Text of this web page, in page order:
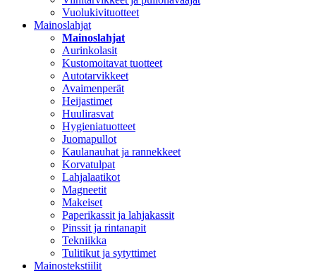
Vuolukivituotteet
Mainoslahjat
Mainoslahjat
Aurinkolasit
Kustomoitavat tuotteet
Autotarvikkeet
Avaimenperät
Heijastimet
Huulirasvat
Hygieniatuotteet
Juomapullot
Kaulanauhat ja rannekkeet
Korvatulpat
Lahjalaatikot
Magneetit
Makeiset
Paperikassit ja lahjakassit
Pinssit ja rintanapit
Tekniikka
Tulitikut ja sytyttimet
Mainostekstiilit